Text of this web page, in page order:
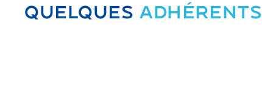
QUELQUES ADHÉRENTS